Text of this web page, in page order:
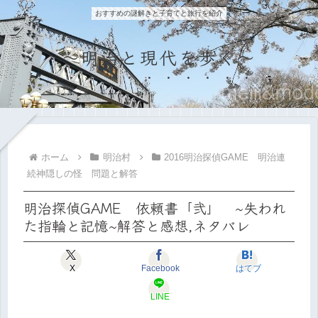
おすすめの謎解きと子育てと旅行を紹介
～明治と現代を歩く～
ホーム 明治村
2016明治探偵GAME 明治連
続神隠しの怪 問題と解答
明治探偵GAME 依頼書「弐」 ~失われ
た指輪と記憶~解答と感想,ネタバレ
X Facebook はてブ
LINE